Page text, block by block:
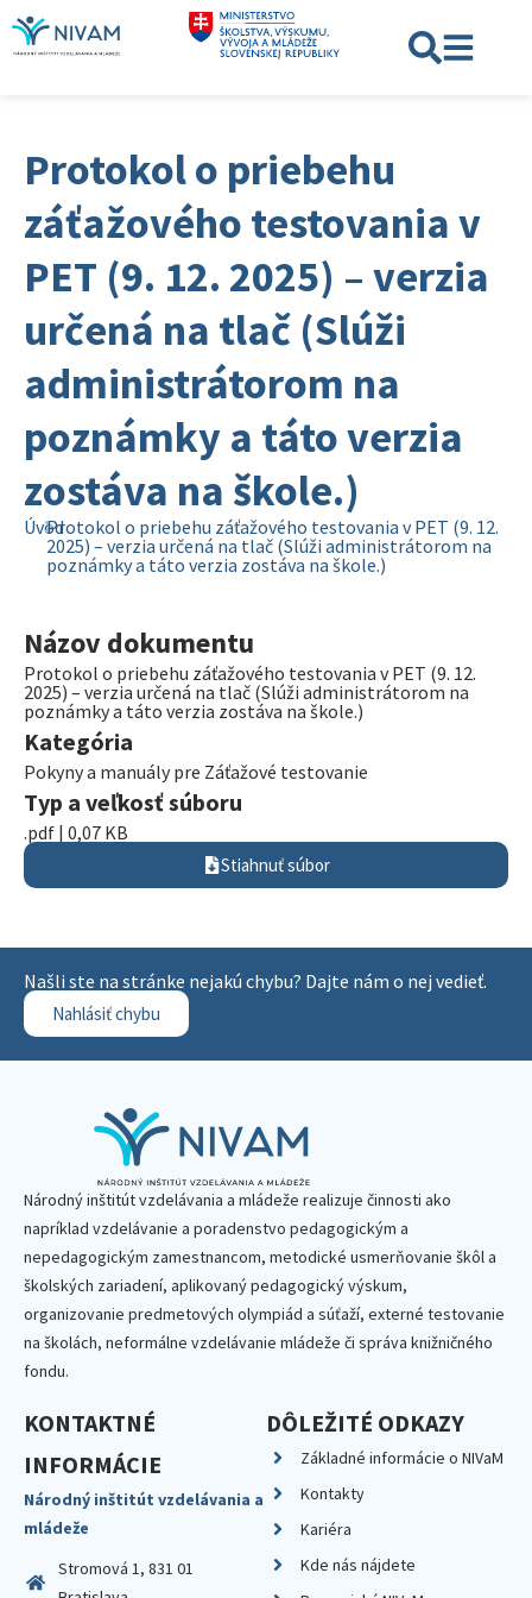
Protokol o priebehu
záťažového testovania v
PET (9. 12. 2025) – verzia
určená na tlač (Slúži
administrátorom na
poznámky a táto verzia
zostáva na škole.)
ÚvodProtokol o priebehu záťažového testovania v PET (9. 12.
2025) – verzia určená na tlač (Slúži administrátorom na
poznámky a táto verzia zostáva na škole.)
Názov dokumentu
Protokol o priebehu záťažového testovania v PET (9. 12.
2025) – verzia určená na tlač (Slúži administrátorom na
poznámky a táto verzia zostáva na škole.)
Kategória
Pokyny a manuály pre Záťažové testovanie
Typ a veľkosť súboru
.pdf | 0,07 KB
Stiahnuť súbor
Našli ste na stránke nejakú chybu? Dajte nám o nej vedieť.
Nahlásiť chybu
Národný inštitút vzdelávania a mládeže realizuje činnosti ako
napríklad vzdelávanie a poradenstvo pedagogickým a
nepedagogickým zamestnancom, metodické usmerňovanie škôl a
školských zariadení, aplikovaný pedagogický výskum,
organizovanie predmetových olympiád a súťaží, externé testovanie
na školách, neformálne vzdelávanie mládeže či správa knižničného
fondu.
KONTAKTNÉ
INFORMÁCIE
Národný inštitút vzdelávania a
mládeže
Stromová 1, 831 01
DÔLEŽITÉ ODKAZY
Základné informácie o NIVaM
Kontakty
Kariéra
Kde nás nájdete